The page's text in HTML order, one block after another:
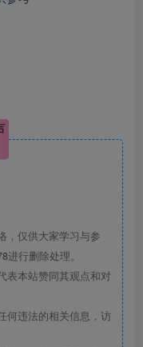
，仅供大家学习与参
进行删除处理。
表本站赞同其观点和对
何违法的相关信息，访